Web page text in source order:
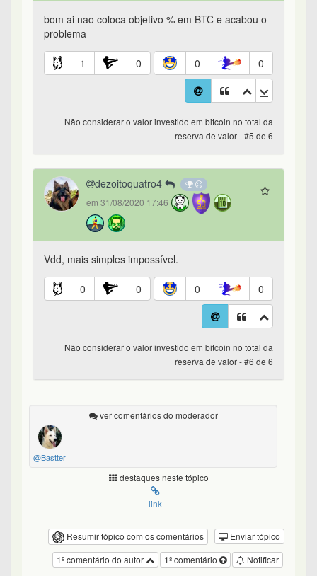
bom ai nao coloca objetivo % em BTC e acabou o
problema
1 0 0 0
Não considerar o valor investido em bitcoin no total da
reserva de valor - #5 de 6
dezoitoquatro4
em 31/08/2020 17:46
Vdd, mais simples impossível.
0 0 0 0
Não considerar o valor investido em bitcoin no total da
reserva de valor - #6 de 6
ver comentários do moderador
@Bastter
destaques neste tópico
link
Resumir tópico com os comentários
Enviar tópico
Notificar
1º comentário
1º comentário do autor